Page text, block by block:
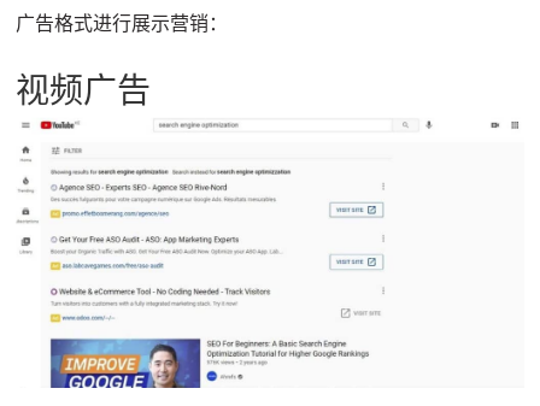
广告格式进行展示营销：
视频广告